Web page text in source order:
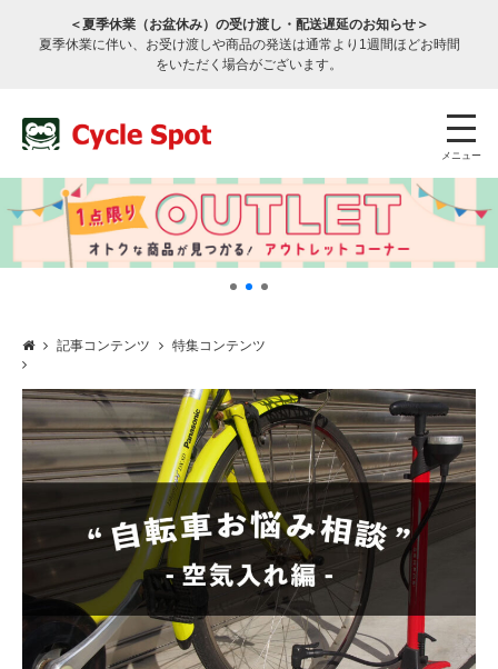
＜夏季休業（お盆休み）の受け渡し・配送遅延のお知らせ＞
夏季休業に伴い、お受け渡しや商品の発送は通常より1週間ほどお時間
をいただく場合がございます。
メニュー
サービスのご案内
サービス全般
修理・メンテナンス工賃
盗難保証
記事コンテンツ 特集コンテンツ